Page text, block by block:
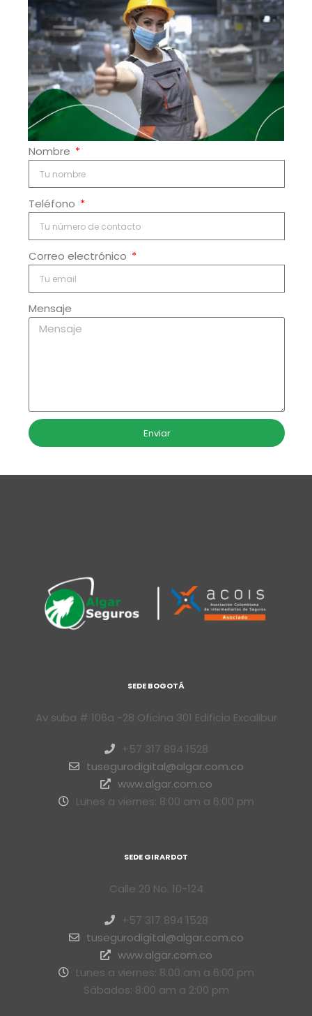
Nombre
Teléfono
Correo electrónico
Mensaje
Enviar
SEDE BOGOTÁ
Av suba # 106a -28 Oficina 301 Edificio Excalibur
+57 317 894 1528
tusegurodigital@algar.com.co
www.algar.com.co
Lunes a viernes: 8:00 am a 6:00 pm
SEDE GIRARDOT
Calle 20 No. 10-124
+57 317 894 1528
tusegurodigital@algar.com.co
www.algar.com.co
Lunes a viernes: 8:00 am a 6:00 pm
Sábados: 8:00 am a 2:00 pm